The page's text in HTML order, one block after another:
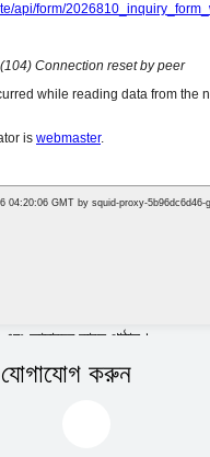
আমাদের কাছে পাঠান।
করুন